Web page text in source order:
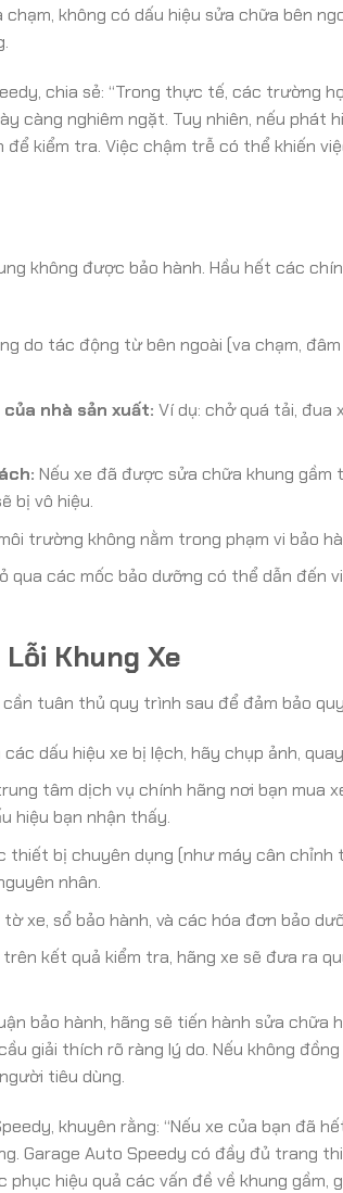
không có dấu hiệu sửa chữa bên
chia sẻ: “Trong thực tế, các trường
càng nghiêm ngặt. Tuy nhiên, nếu phát
kiểm tra. Việc chậm trễ có thể khiến
không được bảo hành. Hầu hết các
do tác động từ bên ngoài (va chạm,
nhà sản xuất: Ví dụ: chở quá tải, đua
Nếu xe đã được sửa chữa khung
bị vô hiệu.
trường không nằm trong phạm vi bảo
qua các mốc bảo dưỡng có thể dẫn đến
Khung Xe
tuân thủ quy trình sau để đảm bảo
dấu hiệu xe bị lệch, hãy chụp ảnh,
tâm dịch vụ chính hãng nơi bạn mua
hiệu bạn nhận thấy.
thiết bị chuyên dụng (như máy cân chỉnh
nhân.
xe, sổ bảo hành, và các hóa đơn bảo
trên kết quả kiểm tra, hãng xe sẽ đưa ra
bảo hành, hãng sẽ tiến hành sửa chữa
giải thích rõ ràng lý do. Nếu không
tiêu dùng.
khuyên rằng: “Nếu xe của bạn đã
Garage Auto Speedy có đầy đủ trang
hiệu quả các vấn đề về khung gầm,